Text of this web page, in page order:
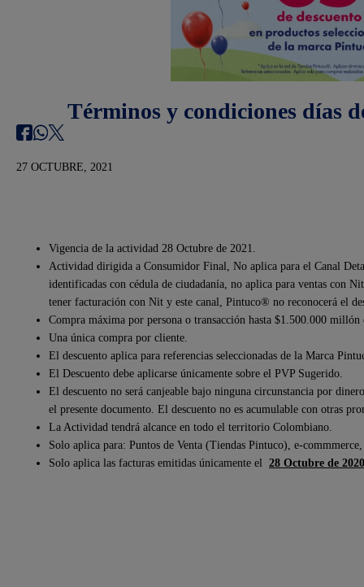
Términos y condiciones días
27 OCTUBRE, 2021
Vigencia de la actividad 28 Octubre de 2021.
Actividad dirigida a Consumidor Final, No aplica para el Canal
identificadas con cédula de ciudadanía, no aplica para ventas con
tener facturación con Nit y este canal, Pintuco® no reconocerá el
Compra máxima por persona o transacción hasta $1.500.000 millón
Una única compra por cliente.
El descuento aplica para referencias seleccionadas de la Marca
El Descuento debe aplicarse únicamente sobre el PVP Sugerido.
El descuento no será canjeable bajo ninguna circunstancia por
el presente documento. El descuento no es acumulable con otras
La Actividad tendrá alcance en todo el territorio Colombiano.
Solo aplica para: Puntos de Venta (Tiendas Pintuco), e-commmerce,
Solo aplica las facturas emitidas únicamente el 28 Octubre de